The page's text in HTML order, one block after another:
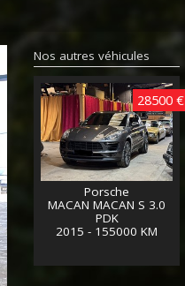
Nos autres véhicules
28500 €
Porsche
MACAN MACAN S 3.0
PDK
2015 - 155000 KM